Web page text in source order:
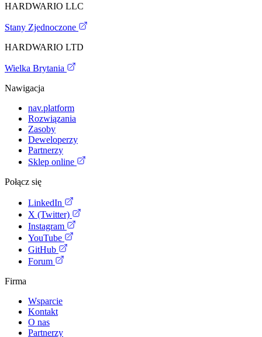
HARDWARIO LLC
Stany Zjednoczone
HARDWARIO LTD
Wielka Brytania
Nawigacja
nav.platform
Rozwiązania
Zasoby
Deweloperzy
Partnerzy
Sklep online
Połącz się
LinkedIn
X (Twitter)
Instagram
YouTube
GitHub
Forum
Firma
Wsparcie
Kontakt
O nas
Partnerzy